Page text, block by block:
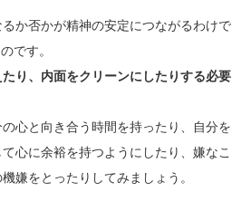
か否かが精神の安定につながるわけで
です。
たり、内面をクリーンにしたりする必要
心と向き合う時間を持ったり、自分を
心に余裕を持つようにしたり、嫌なこ
嫌をとったりしてみましょう。